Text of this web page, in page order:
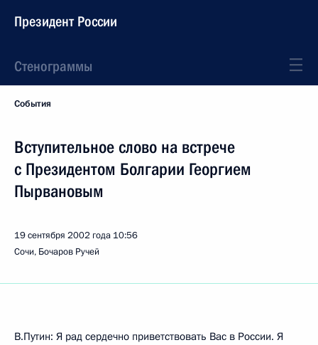
Президент России
Стенограммы
События
Вступительное слово на встрече
с Президентом Болгарии Георгием
Пырвановым
19 сентября 2002 года 10:56
Сочи, Бочаров Ручей
В.Путин: Я рад сердечно приветствовать Вас в России. Я